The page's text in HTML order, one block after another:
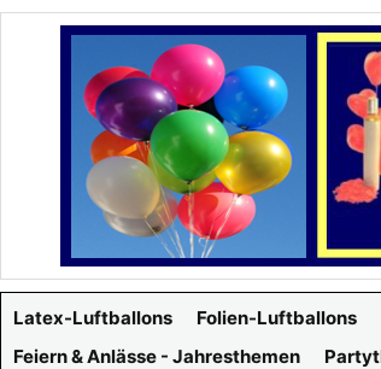
Latex-Luftballons Folien-Luftballons
Feiern & Anlässe - Jahresthemen